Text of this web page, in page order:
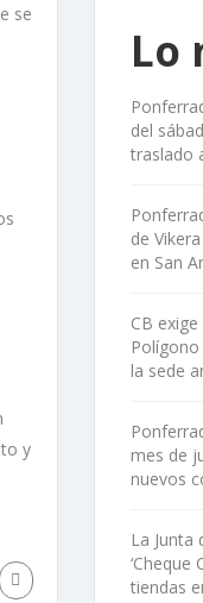
se
y
Lo
del
traslado
de
en San
CB
la sede
mes de
nuevos
La
‘Cheque
tiendas